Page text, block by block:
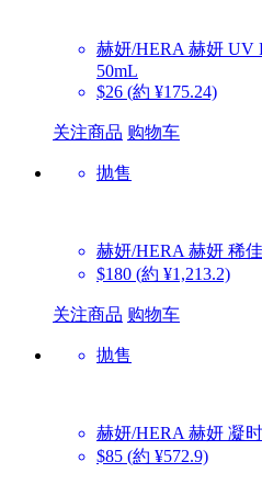
赫妍/HERA 赫妍 UV
50mL
$26 (約 ¥175.24)
关注商品 购物车
抛售
赫妍/HERA 赫妍 稀
$180 (約 ¥1,213.2)
关注商品 购物车
抛售
赫妍/HERA 赫妍 凝
$85 (約 ¥572.9)